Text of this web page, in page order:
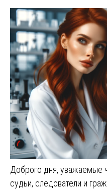
Доброго дня, уважаемые
судьи, следователи и